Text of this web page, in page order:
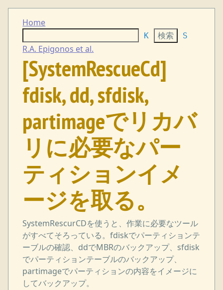
Home
K S
R.A. Epigonos et al.
[SystemRescueCd]
fdisk, dd, sfdisk,
partimageでリカバ
リに必要なパー
ティションイメ
ージを取る。
SystemRescurCDを使うと、作業に必要なツール
がすべてそろっている。fdiskでパーティションテ
ーブルの確認、ddでMBRのバックアップ、sfdisk
でパーティションテーブルのバックアップ、
partimageでパーティションの内容をイメージに
してバックアップ。